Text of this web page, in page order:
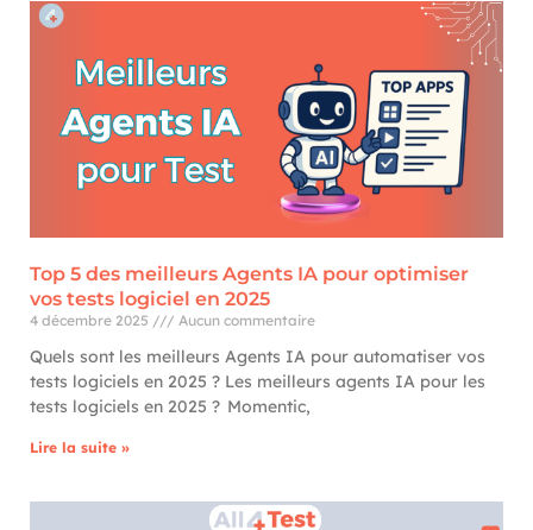
Top 5 des meilleurs Agents IA pour optimiser
vos tests logiciel en 2025
4 décembre 2025 Aucun commentaire
Quels sont les meilleurs Agents IA pour automatiser vos
tests logiciels en 2025 ? Les meilleurs agents IA pour les
tests logiciels en 2025 ? Momentic,
Lire la suite »